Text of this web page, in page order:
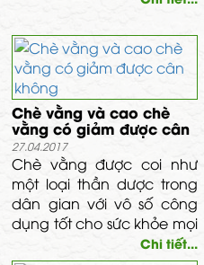
uống một cảm giác và
hương vị tuyệt vời. Vậy
việc uống trà sẽ có những
lợi ích gì ?
Chè vằng và cao chè
vằng có giảm được cân
không
27.04.2017
Chè vằng được coi như
một loại thần dược trong
dân gian với vô số công
dụng tốt cho sức khỏe mọi
lứa tuổi từ người già đến
Chi tiết...